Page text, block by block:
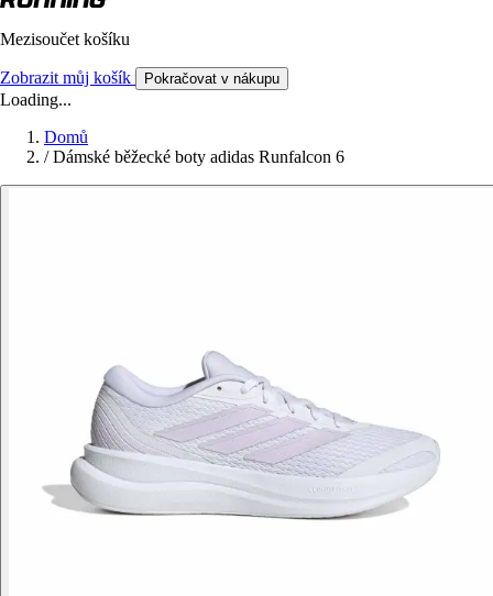
Mezisoučet košíku
Zobrazit můj košík Pokračovat v nákupu
Loading...
Domů
/ Dámské běžecké boty adidas Runfalcon 6